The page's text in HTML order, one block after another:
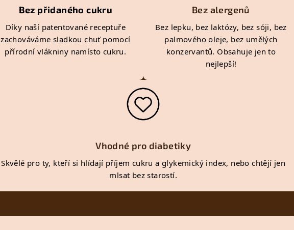
Bez přidaného cukru
Díky naší patentované receptuře
zachováváme sladkou chuť pomocí
přírodní vlákniny namísto cukru.
Bez alergenů
Bez lepku, bez laktózy, bez sóji, bez
palmového oleje, bez umělých
konzervantů. Obsahuje jen to
nejlepší!
Vhodné pro diabetiky
Skvělé pro ty, kteří si hlídají příjem cukru a glykemický index, nebo chtějí jen
mlsat bez starostí.